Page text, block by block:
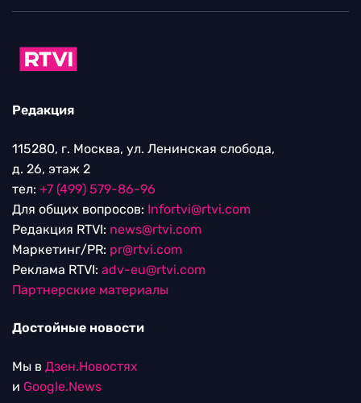
Редакция
115280, г. Москва, ул. Ленинская слобода,
д. 26, этаж 2
тел: +7 (499) 579-86-96
Для общих вопросов: Infortvi@rtvi.com
Редакция RTVI: news@rtvi.com
Маркетинг/PR: pr@rtvi.com
Реклама RTVI: adv-eu@rtvi.com
Партнерские материалы
Достойные новости
Мы в Дзен.Новостях
и Google.News